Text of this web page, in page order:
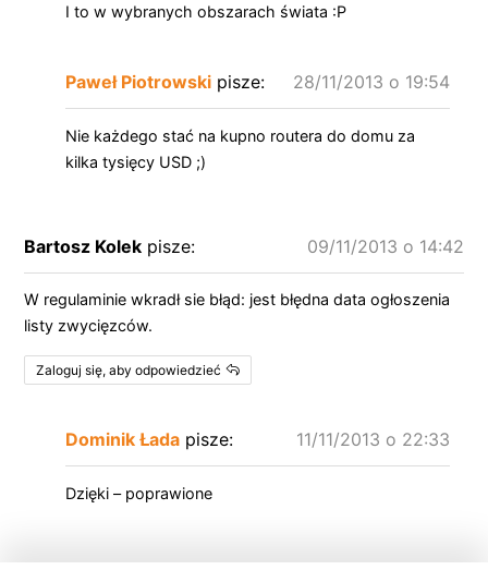
I to w wybranych obszarach świata :P
Paweł Piotrowski pisze: 28/11/2013 o 19:54
Nie każdego stać na kupno routera do domu za
kilka tysięcy USD ;)
Bartosz Kolek pisze: 09/11/2013 o 14:42
W regulaminie wkradł sie błąd: jest błędna data ogłoszenia
listy zwycięzców.
Zaloguj się, aby odpowiedzieć
Dominik Łada pisze: 11/11/2013 o 22:33
Dzięki – poprawione